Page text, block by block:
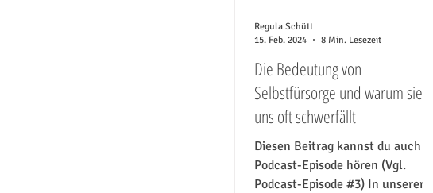
Die Bedeutung von
Selbstfürsorge und warum sie
uns oft schwerfällt
Diesen Beitrag kannst du auch als
Podcast-Episode hören (Vgl.
Podcast-Episode #3) In unserer
Regula Schütt
15. Feb. 2024
8 Min. Lesezeit